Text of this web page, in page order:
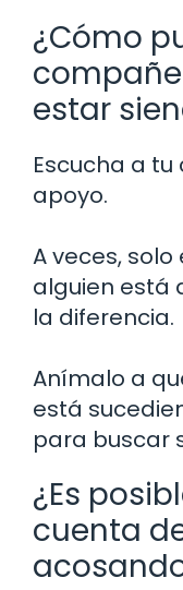
¿Cómo
estar
Escucha a
apoyo.
A veces,
alguien está
la diferencia.
Anímalo a
está
para buscar
¿Es
cuenta